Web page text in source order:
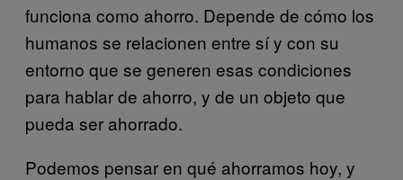
funciona como ahorro. Depende de cómo los
humanos se relacionen entre sí y con su
entorno que se generen esas condiciones
para hablar de ahorro, y de un objeto que
pueda ser ahorrado.
Podemos pensar en qué ahorramos hoy, y